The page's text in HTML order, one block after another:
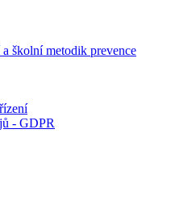
školní metodik prevence
- GDPR